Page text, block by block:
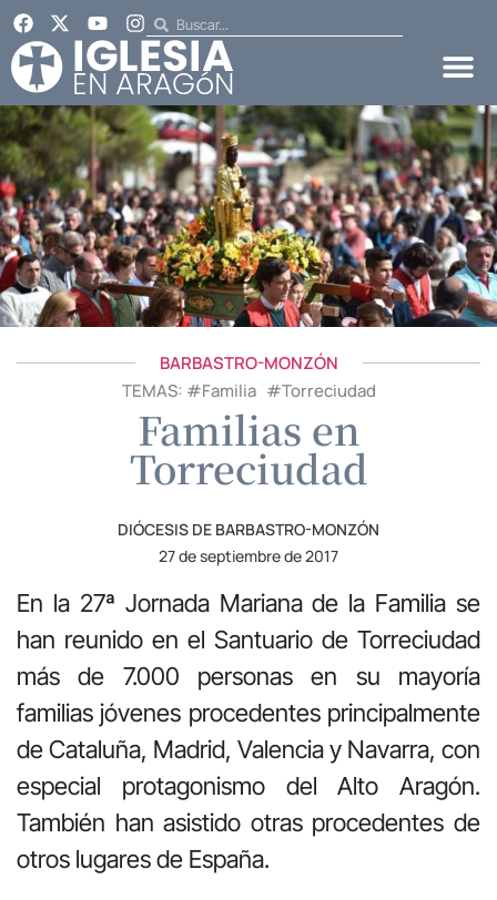
BARBASTRO-MONZÓN
TEMAS: #Familia#Torreciudad
Familias en
Torreciudad
DIÓCESIS DE BARBASTRO-MONZÓN
27 de septiembre de 2017
En la 27ª Jornada Mariana de la Familia se
han reunido en el Santuario de Torreciudad
más de 7.000 personas en su mayoría
familias jóvenes procedentes principalmente
de Cataluña, Madrid, Valencia y Navarra, con
especial protagonismo del Alto Aragón.
También han asistido otras procedentes de
otros lugares de España.